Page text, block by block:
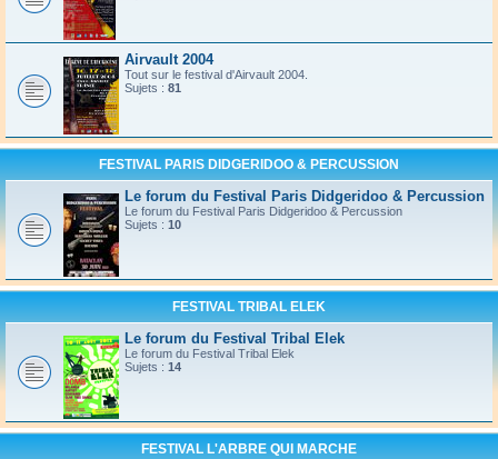
Airvault 2004
Tout sur le festival d'Airvault 2004.
Sujets : 81
FESTIVAL PARIS DIDGERIDOO & PERCUSSION
Le forum du Festival Paris Didgeridoo & Percussion
Le forum du Festival Paris Didgeridoo & Percussion
Sujets : 10
FESTIVAL TRIBAL ELEK
Le forum du Festival Tribal Elek
Le forum du Festival Tribal Elek
Sujets : 14
FESTIVAL L'ARBRE QUI MARCHE